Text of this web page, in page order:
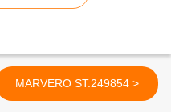
MARVERO ST.249854 >